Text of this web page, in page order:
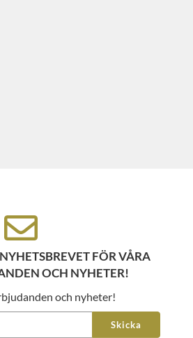
FÖR VÅRA
OCH NYHETER!
och nyheter!
Skicka